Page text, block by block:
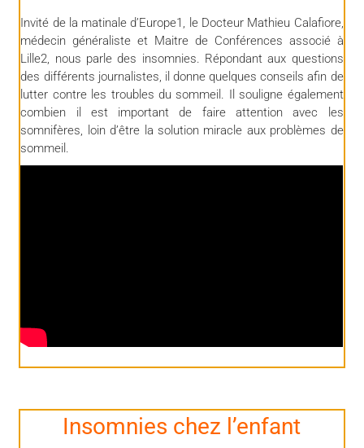
Invité de la matinale d’Europe1, le Docteur Mathieu Calafiore,
médecin généraliste et Maitre de Conférences associé à
Lille2, nous parle des insomnies. Répondant aux questions
des différents journalistes, il donne quelques conseils afin de
lutter contre les troubles du sommeil. Il souligne également
combien il est important de faire attention avec les
somnifères, loin d’être la solution miracle aux problèmes de
sommeil.
Insomnies chez l’enfant